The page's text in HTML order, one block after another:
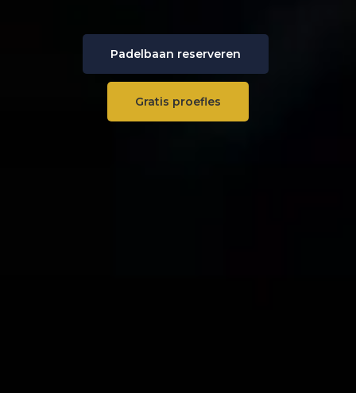
Padelbaan reserveren
Gratis proefles